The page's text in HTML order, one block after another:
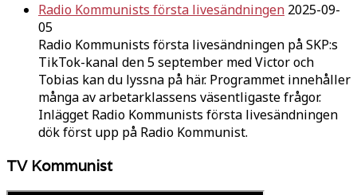
Radio Kommunists första livesändningen 2025-09-
05
Radio Kommunists första livesändningen på SKP:s
TikTok-kanal den 5 september med Victor och
Tobias kan du lyssna på här. Programmet innehåller
många av arbetarklassens väsentligaste frågor.
Inlägget Radio Kommunists första livesändningen
dök först upp på Radio Kommunist.
TV Kommunist